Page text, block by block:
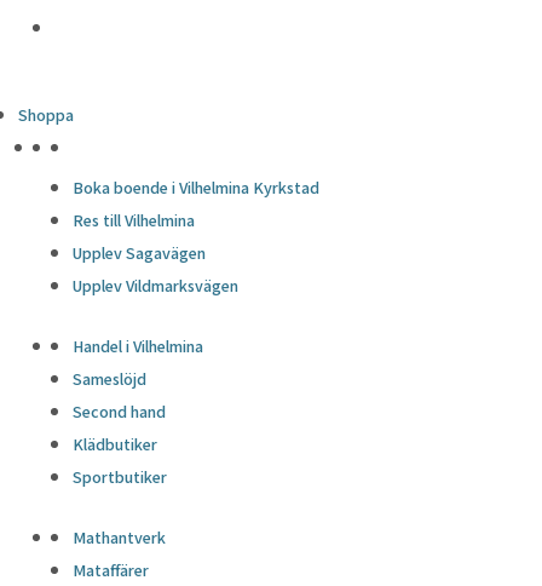
Shoppa
Boka boende i Vilhelmina Kyrkstad
Res till Vilhelmina
Upplev Sagavägen
Upplev Vildmarksvägen
Handel i Vilhelmina
Sameslöjd
Second hand
Klädbutiker
Sportbutiker
Mathantverk
Mataffärer